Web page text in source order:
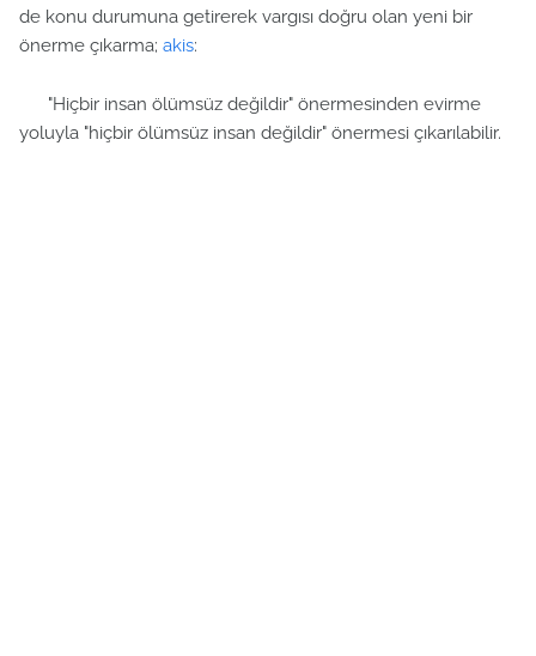
de konu durumuna getirerek vargısı doğru olan yeni bir
önerme çıkarma; akis:
"Hiçbir insan ölümsüz değildir" önermesinden evirme
yoluyla "hiçbir ölümsüz insan değildir" önermesi çıkarılabilir.